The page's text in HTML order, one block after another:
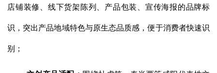
店铺装修、线下货架陈列、产品包装、宣传海报的品牌标
识，突出产品地域特色与原生态品质感，便于消费者快速识
别；